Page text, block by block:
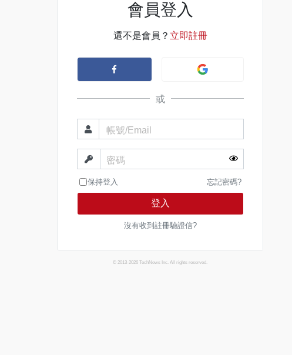
會員登入
還不是會員？ 立即註冊
或
帳號/Email
密碼
保持登入 忘記密碼?
登入
沒有收到註冊驗證信?
© 2013-2026 TechNews Inc. All rights reserved.